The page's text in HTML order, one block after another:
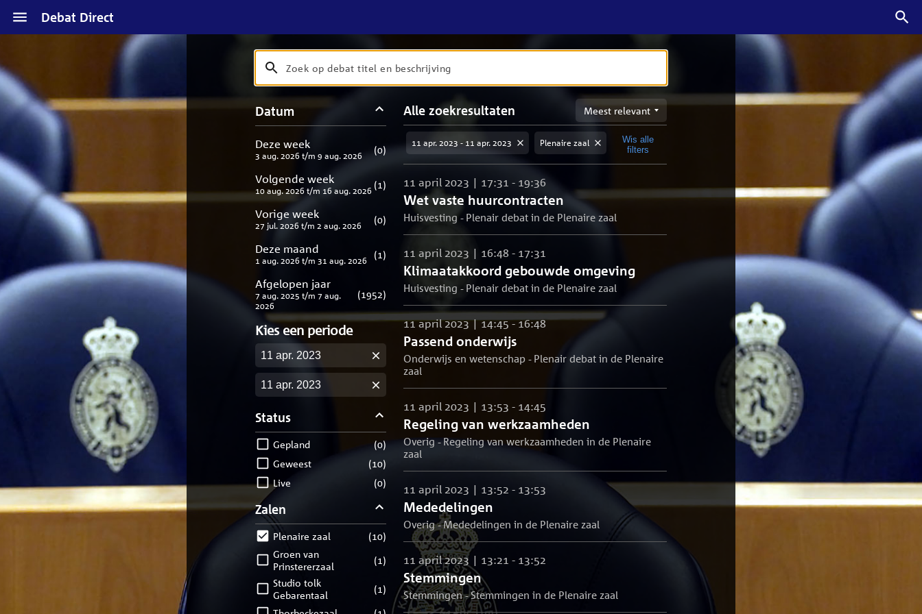
hoofdinhoudDebat Direct
Zoeken
Zoek
op
debat
titel
en
beschrijving
zoekresultaten
Verfijn
uw
resultaten
Datum
Deze week
3 aug. 2026 t/m 9 aug. 2026
(0)
Volgende week
10 aug. 2026 t/m 16 aug. 2026
(1 )
Vorige week
27 jul. 2026 t/m 2 aug. 2026
(0)
Deze maand
1 aug. 2026 t/m 31 aug. 2026
(1 )
Afgelopen jaar
7 aug. 2025 t/m 7 aug.
2026
(1952)
Kies een periode
Startdatum
Einddatum
Status
gepland (0)
geweest
(10)
live
(0)
Zalen
Plenaire zaal (10)
Groen van
Prinstererzaal
(1 )
Studio tolk
Gebarentaal
(1 )
Alle zoekresultaten
Sorteren
op
meest
relevant
11 apr. 2023 - 11 apr. 2023 Plenaire zaal
Wis alle
filters
Wet vaste huurcontracten
11 april 2023 | 17:31 - 19:36
Huisvesting - Plenair debat in de Plenaire zaal
Klimaatakkoord gebouwde omgeving
11 april 2023 | 16:48 - 17:31
Huisvesting - Plenair debat in de Plenaire zaal
Passend onderwijs
11 april 2023 | 14:45 - 16:48
Onderwijs en wetenschap - Plenair debat in de Plenaire
zaal
Regeling van werkzaamheden
11 april 2023 | 13:53 - 14:45
Overig - Regeling van werkzaamheden in de Plenaire
zaal
Mededelingen
11 april 2023 | 13:52 - 13:53
Overig - Mededelingen in de Plenaire zaal
Stemmingen
11 april 2023 | 13:21 - 13:52
Stemmingen - Stemmingen in de Plenaire zaal